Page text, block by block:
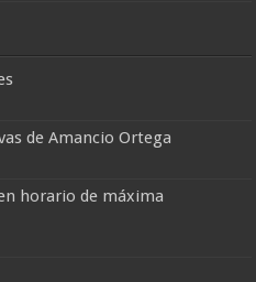
de Amancio Ortega
horario de máxima